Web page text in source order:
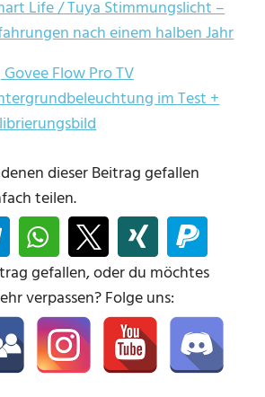
Life / Tuya Stimmungslicht –
nach einem halben Jahr
Govee Flow Pro TV
im Test +
dieser Beitrag gefallen
teilen.
gefallen, oder du möchtes
verpassen? Folge uns: